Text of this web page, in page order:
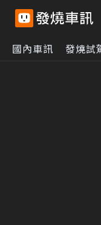
國內車訊 發燒試